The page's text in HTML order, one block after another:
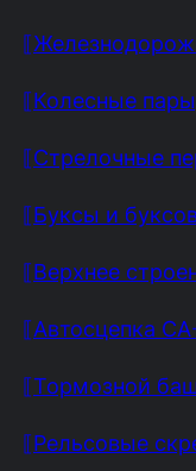
⟦Колесные
⟦Стрелочные
⟦Буксы и
⟦Верхнее
⟦Автосцепка
⟦Тормозной
⟦Рельсовые